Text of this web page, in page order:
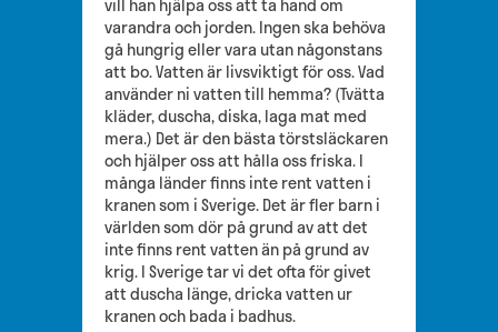
varandra och jorden. Ingen ska behöva
gå hungrig eller vara utan någonstans
att bo. Vatten är livsviktigt för oss. Vad
använder ni vatten till hemma? (Tvätta
kläder, duscha, diska, laga mat med
mera.) Det är den bästa törstsläckaren
och hjälper oss att hålla oss friska. I
många länder finns inte rent vatten i
kranen som i Sverige. Det är fler barn i
världen som dör på grund av att det
inte finns rent vatten än på grund av
krig. I Sverige tar vi det ofta för givet
att duscha länge, dricka vatten ur
kranen och bada i badhus.